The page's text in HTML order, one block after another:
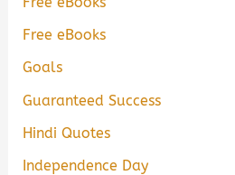
Free eBooks
Goals
Guaranteed Success
Hindi Quotes
Independence Day